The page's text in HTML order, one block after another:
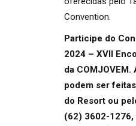
Convention.
Participe do
2024 – XVII
da
podem ser
do Resort ou
(62) 3602-1276,